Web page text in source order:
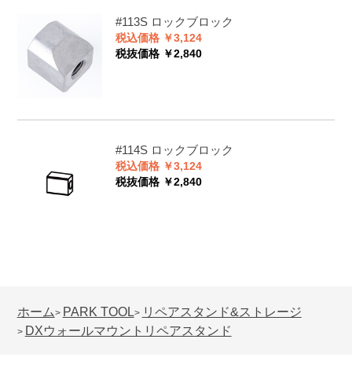
#113S ロックブロック
税込価格 ￥3,124
税抜価格 ￥2,840
#114S ロックブロック
税込価格 ￥3,124
税抜価格 ￥2,840
ホーム> PARK TOOL > リペアスタンド&ストレージ
> DXウォールマウントリペアスタンド